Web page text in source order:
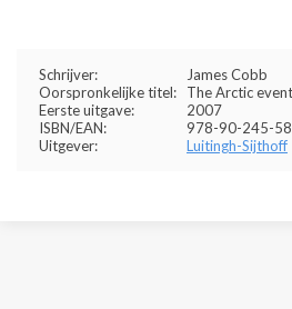
Schrijver:
James Cobb
Oorspronkelijke titel:
The Arctic event
Eerste uitgave:
2007
ISBN/EAN:
978-90-245-
Uitgever:
Luitingh-Sijthoff